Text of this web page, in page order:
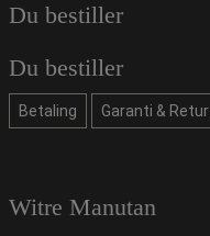
Du bestiller
Du bestiller
Betaling Garanti & Retur
Witre Manutan